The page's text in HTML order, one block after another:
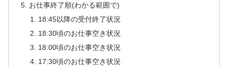
お仕事終了順(わかる範囲で)
18:45以降の受付終了状況
18:30頃のお仕事空き状況
18:00頃のお仕事空き状況
17:30頃のお仕事空き状況